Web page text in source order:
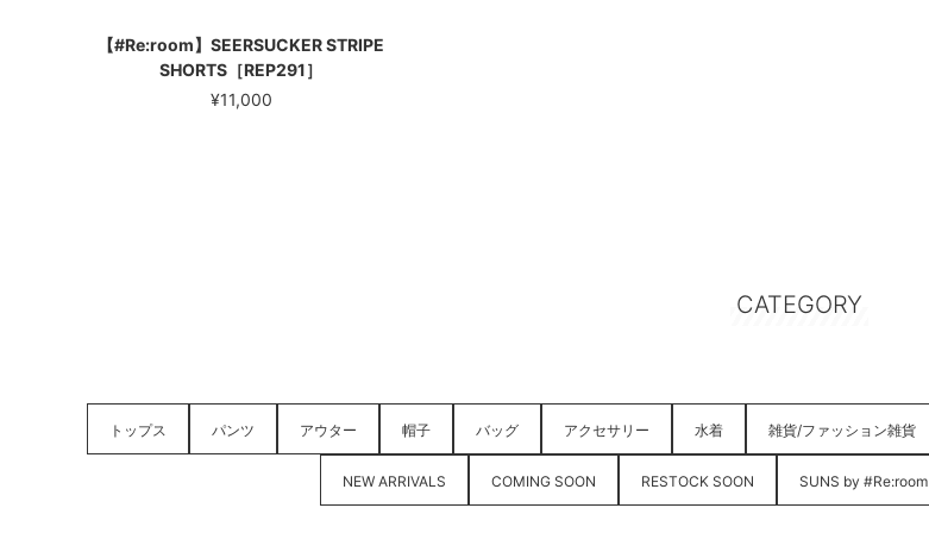
【#Re:room】SEERSUCKER STRIPE
SHORTS［REP291］
¥11,000
CATEGORY
トップス パンツ アウター 帽子 バッグ アクセサリー 水着 雑貨/ファッション雑貨
NEW ARRIVALS COMING SOON RESTOCK SOON SUNS by #Re:room